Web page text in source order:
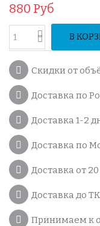
880 Руб
В
Скидки от
Доставка по
Доставка 1-2
Доставка по
Доставка от
Доставка до
Принимаем к